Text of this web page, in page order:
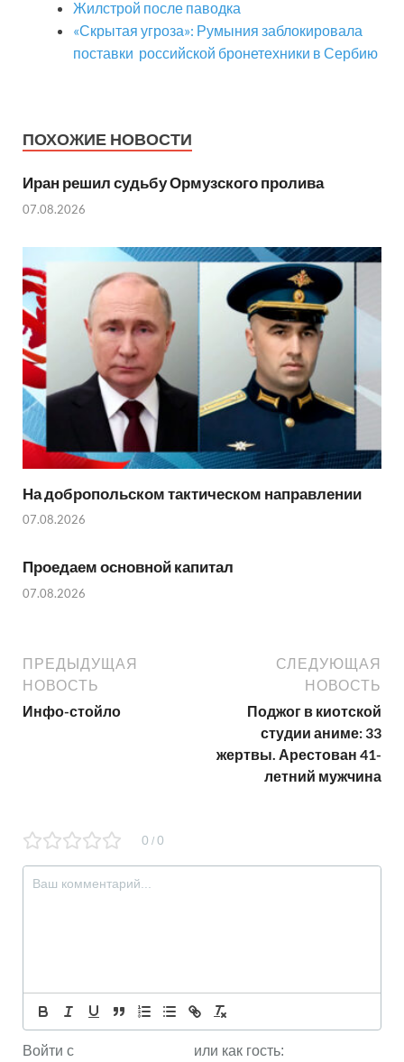
Жилстрой после паводка
«Скрытая угроза»: Румыния заблокировала
поставки российской бронетехники в Сербию
ПОХОЖИЕ НОВОСТИ
Иран решил судьбу Ормузского пролива
07.08.2026
На добропольском тактическом направлении
07.08.2026
Проедаем основной капитал
07.08.2026
ПРЕДЫДУЩАЯ
НОВОСТЬ
Инфо-стойло
СЛЕДУЮЩАЯ
НОВОСТЬ
Поджог в киотской
студии аниме: 33
жертвы. Арестован 41-
летний мужчина
0 / 0
Войти с или как гость: